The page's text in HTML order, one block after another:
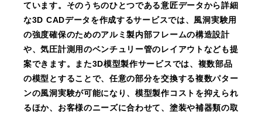
ています。そのうちのひとつである意匠データから詳細
な3D CADデータを作成するサービスでは、風洞実験用
の強度確保のためのアルミ製内部フレームの構造設計
や、気圧計測用のベンチュリー管のレイアウトなども提
案できます。また3D模型製作サービスでは、複数部品
の模型とすることで、任意の部分を交換する複数パター
ンの風洞実験が可能になり、模型製作コストを抑えられ
るほか、お客様のニーズに合わせて、塗装や補器類の取